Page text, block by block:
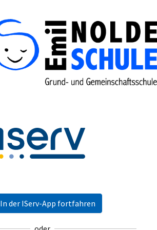
In der IServ-App fortfahren